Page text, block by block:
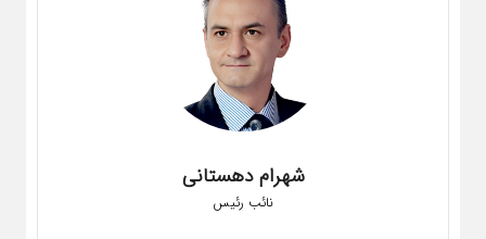
شهرام دهستانی
نائب رئیس